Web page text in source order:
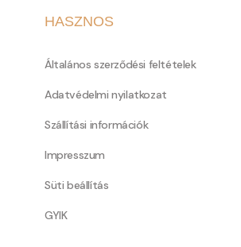
HASZNOS
Általános szerződési feltételek
Adatvédelmi nyilatkozat
Szállítási információk
Impresszum
Süti beállítás
GYIK